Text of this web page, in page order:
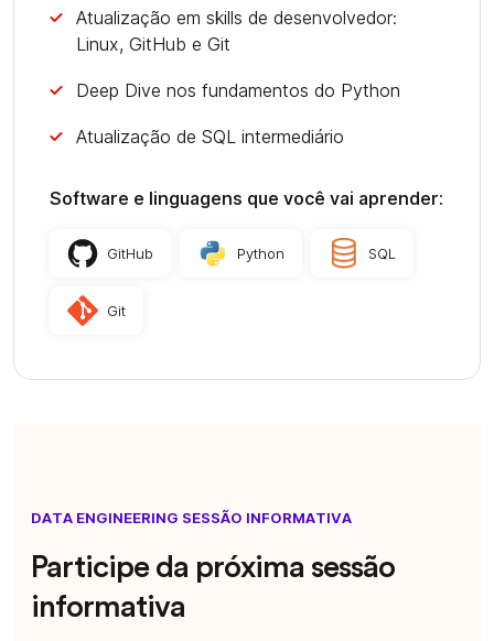
Atualização em skills de desenvolvedor:
Linux, GitHub e Git
Deep Dive nos fundamentos do Python
Atualização de SQL intermediário
Software e linguagens que você vai aprender:
GitHub Python SQL
Git
DATA ENGINEERING SESSÃO INFORMATIVA
Participe da próxima sessão
informativa